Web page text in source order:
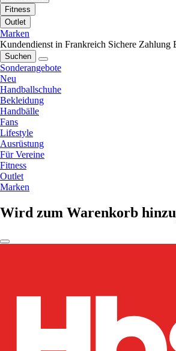
Fitness
Outlet
Marken
Kundendienst in Frankreich Sichere Zahlung
Suchen
Sonderangebote
Neu
Handballschuhe
Bekleidung
Handbälle
Fans
Lifestyle
Ausrüstung
Für Vereine
Fitness
Outlet
Marken
Wird zum Warenkorb